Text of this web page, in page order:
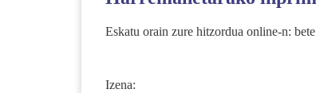
Eskatu orain zure hitzordua online-n:
Izena: